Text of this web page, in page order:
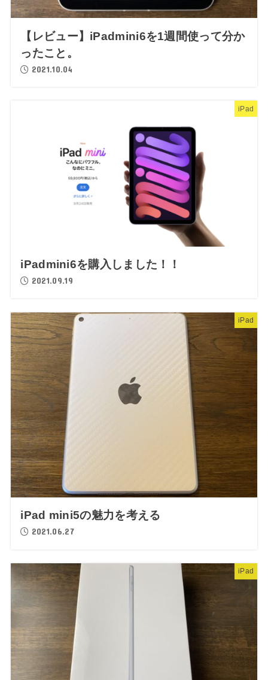
【レビュー】iPadmini6を1週間使って分か
ったこと。
2021.10.04
iPad
iPadmini6を購入しました！！
2021.09.19
iPad
iPad mini5の魅力を考える
2021.06.27
iPad